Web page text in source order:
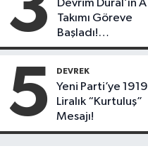
İlk 3 İsim!
Devrim Dural’ın A
Takımı Göreve
Başladı!
Yönetimde
5 DEVREK
Yeni Parti’ye 1919
Liralık “Kurtuluş”
Mesajı!